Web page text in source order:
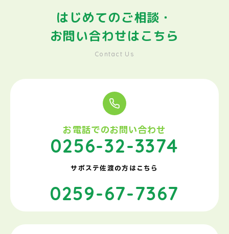
はじめてのご相談・
お問い合わせはこちら
Contact Us
お電話でのお問い合わせ
0256-32-3374
サポステ佐渡の方はこちら
0259-67-7367